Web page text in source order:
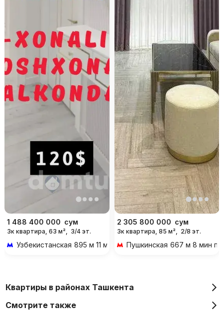
1 488 400 000 сум
3к квартира, 63 м², 3/4 эт.
Узбекистанская 895 м 11 мин пешком
2 305 800 000 сум
3к квартира, 85 м², 2/8 эт.
Пушкинская 667 м 8 мин
Квартиры в районах Ташкента
Смотрите также